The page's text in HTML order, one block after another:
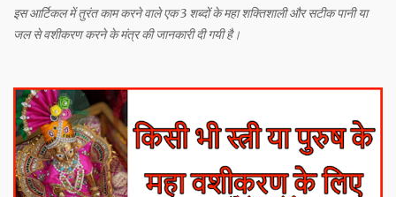
इस आर्टिकल में तुरंत काम करने वाले एक 3 शब्दों के महा शक्तिशाली और सटीक पानी या
जल से वशीकरण करने के मंत्र की जानकारी दी गयी है।